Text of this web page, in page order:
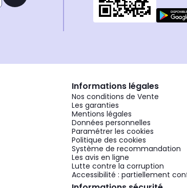
Informations légales
Nos conditions de Vente
Les garanties
Mentions légales
Données personnelles
Paramétrer les cookies
Politique des cookies
Système de recommandation
Les avis en ligne
Lutte contre la corruption
Accessibilité : partiellement